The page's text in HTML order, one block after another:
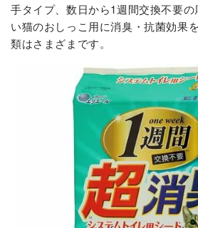
手タイプ、数日から1週間交換不要
い猫のおしっこ用に消臭・抗菌効果
類はさまざまです。